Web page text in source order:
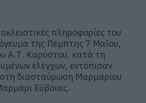
πληροφορίες του
της Πέμπτης 7 Μαΐου,
Α.Τ. Καρύστου, κατά τη
ελέγχων, εντόπισαν
διασταύρωση Μαρμαρίου
Εύβοιας.